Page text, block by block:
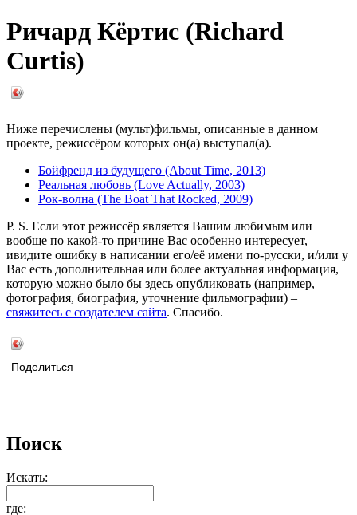
Ричард Кёртис (Richard
Curtis)
Ниже перечислены (мульт)фильмы, описанные в данном
проекте, режиссёром которых он(а) выступал(а).
Бойфренд из будущего (About Time, 2013)
Реальная любовь (Love Actually, 2003)
Рок-волна (The Boat That Rocked, 2009)
P. S. Если этот режиссёр является Вашим любимым или
вообще по какой-то причине Вас особенно интересует,
ивидите ошибку в написании его/её имени по-русски, и/или у
Вас есть дополнительная или более актуальная информация,
которую можно было бы здесь опубликовать (например,
фотография, биография, уточнение фильмографии) –
свяжитесь с создателем сайта. Спасибо.
Поделиться
Поиск
Искать:
где: